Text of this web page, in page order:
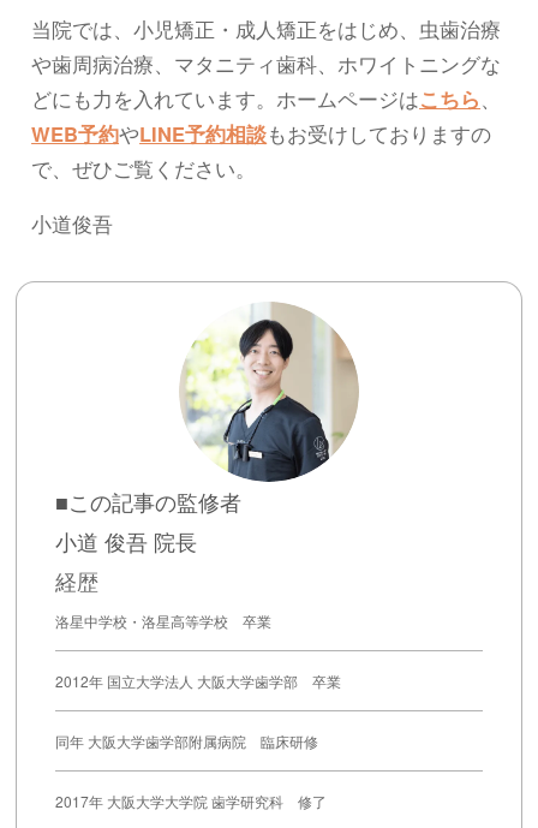
当院では、小児矯正・成人矯正をはじめ、虫歯治療
や歯周病治療、マタニティ歯科、ホワイトニングな
どにも力を入れています。ホームページはこちら、
WEB予約やLINE予約相談もお受けしておりますの
で、ぜひご覧ください。
小道俊吾
■この記事の監修者
小道 俊吾 院長
経歴
洛星中学校・洛星高等学校 卒業
2012年 国立大学法人 大阪大学歯学部 卒業
同年 大阪大学歯学部附属病院 臨床研修
2017年 大阪大学大学院 歯学研究科 修了